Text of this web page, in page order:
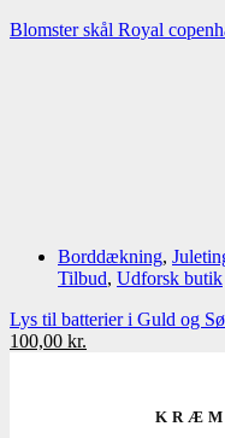
Blomster skål Royal
Borddækning,
Tilbud, Udforsk butik
Lys til batterier i Guld og
Den
100,00 kr.
100,00 kr..